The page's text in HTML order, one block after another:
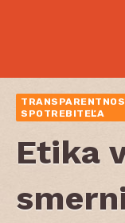
SPOTREBITEĽA
Etika